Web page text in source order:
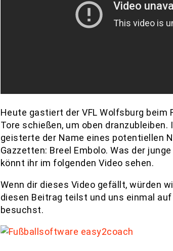
Heute gastiert der VFL Wolfsburg beim
Tore schießen, um oben dranzubleiben.
geisterte der Name eines potentiellen
Gazzetten: Breel Embolo. Was der
könnt ihr im folgenden Video sehen.
Wenn dir dieses Video gefällt, würden
diesen Beitrag teilst und uns einmal auf
besuchst.